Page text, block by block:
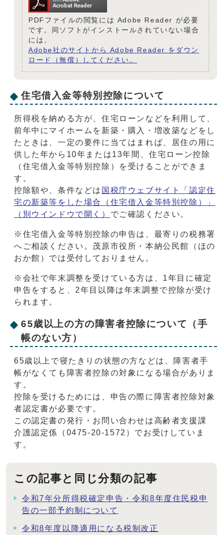
PDFファイルの閲覧には Adobe Reader が必要
です。同ソフトがインストールされていない場合
には、
Adobe社のサイトから Adobe Reader をダウン
ロード（無償）してください。
住宅借入金等特別控除について
所得税を納める方が、住宅ローンなどを利用して、
前年中にマイホームを新築・購入・増改築などをし
たときは、一定の要件に当てはまれば、居住の用に
供した年から10年または13年間、住宅ローン控除
（住宅借入金等特別控除）を受けることができま
す。
控除額や、条件などは 国税庁ウェブサイト「認定住
宅の新築等をした場合（住宅借入金等特別控除）」
（別ウインドウで開く） でご確認ください。
※住宅借入金等特別控除の申告は、最寄りの税務署
へご相談ください。茂原市役所・本納公民館（ほの
おか館）では受付しておりません。
※会社で年末調整を受けている方は、1年目に確定
申告をすると、2年目以降は年末調整で控除が受け
られます。
65歳以上の方の障害者控除について（手
帳のない方）
65歳以上で寝たきりの状態の方などは、障害者手
帳がなくても障害者控除の対象になる場合がありま
す。
控除を受けるためには、申告の際に障害者控除対象
者認定書が必要です。
この認定書の発行・お問い合わせは高齢者支援課
介護認定係（0475-20-1572）でお受けしていま
す。
この記事と同じ分類の記事
令和7年分所得税確定申告・令和8年度住民税申
告の一部予約制について
令和8年度以降適用になる税制改正